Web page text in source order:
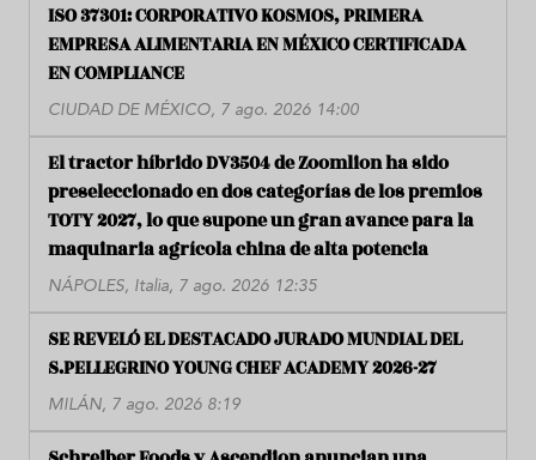
ISO 37301: CORPORATIVO KOSMOS, PRIMERA
EMPRESA ALIMENTARIA EN MÉXICO CERTIFICADA
EN COMPLIANCE
CIUDAD DE MÉXICO, 7 ago. 2026 14:00
El tractor híbrido DV3504 de Zoomlion ha sido
preseleccionado en dos categorías de los premios
TOTY 2027, lo que supone un gran avance para la
maquinaria agrícola china de alta potencia
NÁPOLES, Italia, 7 ago. 2026 12:35
SE REVELÓ EL DESTACADO JURADO MUNDIAL DEL
S.PELLEGRINO YOUNG CHEF ACADEMY 2026-27
MILÁN, 7 ago. 2026 8:19